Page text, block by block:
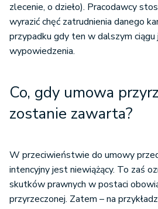
zlecenie, o dzieło). Pracodawcy
wyrazić chęć zatrudnienia danego
przypadku gdy ten w dalszym
wypowiedzenia.
Co, gdy umowa
zostanie zawarta?
W przeciwieństwie do umowy
intencyjny jest niewiążący. To zaś
skutków prawnych w postaci
przyrzeczonej. Zatem – na